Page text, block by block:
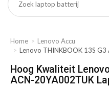
Home
Lenovo Accu
Lenovo THINKBOOK 13S
Hoog Kwaliteit
ACN-20YA002TUK